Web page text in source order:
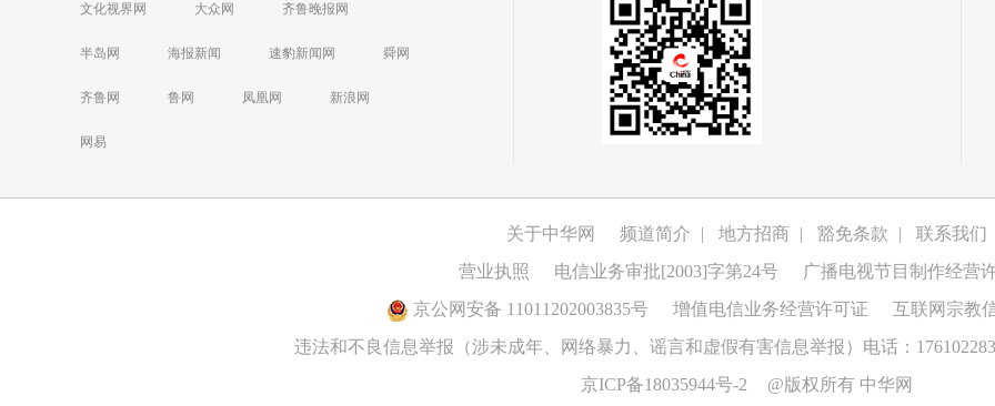
文化视界网 大众网 齐鲁晚报网
半岛网 海报新闻 速豹新闻网 舜网
齐鲁网 鲁网 凤凰网 新浪网
网易
关于中华网 频道简介 | 地方招商 | 豁免条款 |
联系我们
营业执照
电信业务审批[2003]字第24号
广播电视节目制作经营
京公网安备 11011202003835号
增值电信业务经营许可证
互联网宗教
违法和不良信息举报（涉未成年、网络暴力、谣言和虚假有害信息举报）电话：
京ICP备18035944号-2
@版权所有 中华网